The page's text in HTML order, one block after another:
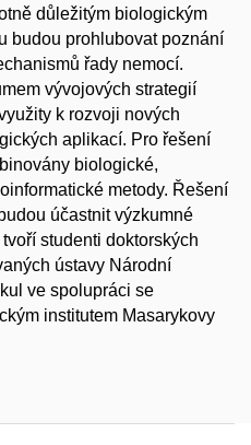
důležitým biologickým
budou prohlubovat poznání
řady nemocí.
vývojových strategií
k rozvoji nových
aplikací. Pro řešení
biologické,
metody. Řešení
účastnit výzkumné
studenti doktorských
ústavy Národní
ve spolupráci se
institutem Masarykovy